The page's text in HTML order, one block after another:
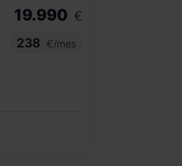
19.990 €
238
€/mes